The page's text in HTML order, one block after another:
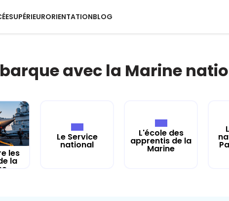
SUPÉRIEURORIENTATIONBLOG
avec la Marine
les
la
Le Service
national
L'école des
apprentis de la
Marine